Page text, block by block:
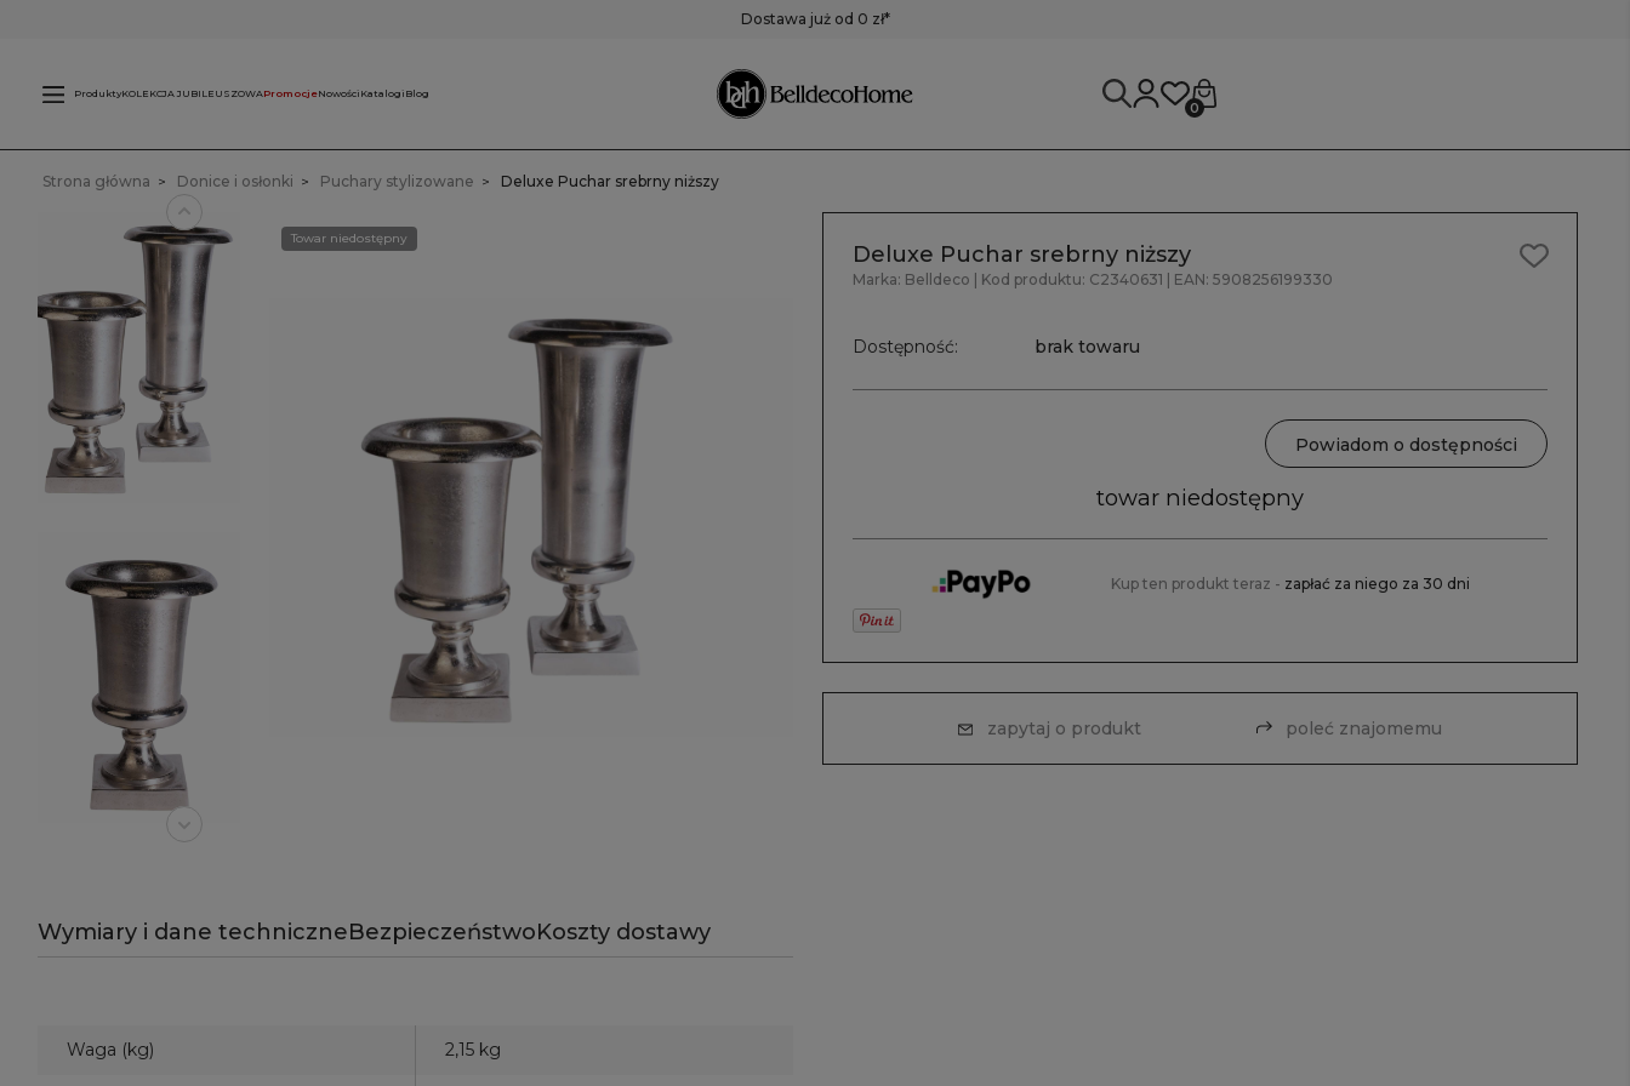
Dostawa już od 0 zł*
ProduktyKOLEKCJA JUBILEUSZOWA PromocjeNowości Katalogi Blog
0
pudełka, koszyki
Strona główna Donice i osłonki Puchary stylizowane Deluxe Puchar srebrny niższy
Towar niedostępny
Wymiary i dane techniczneBezpieczeństwoKoszty dostawy
Waga (kg) 2,15 kg
Deluxe Puchar srebrny niższy
Marka: Belldeco | Kod produktu: C2340631 | EAN: 5908256199330
Dostępność: brak towaru
Powiadom o dostępności
towar niedostępny
Kup ten produkt teraz - zapłać za niego za 30 dni
zapytaj o produkt poleć znajomemu